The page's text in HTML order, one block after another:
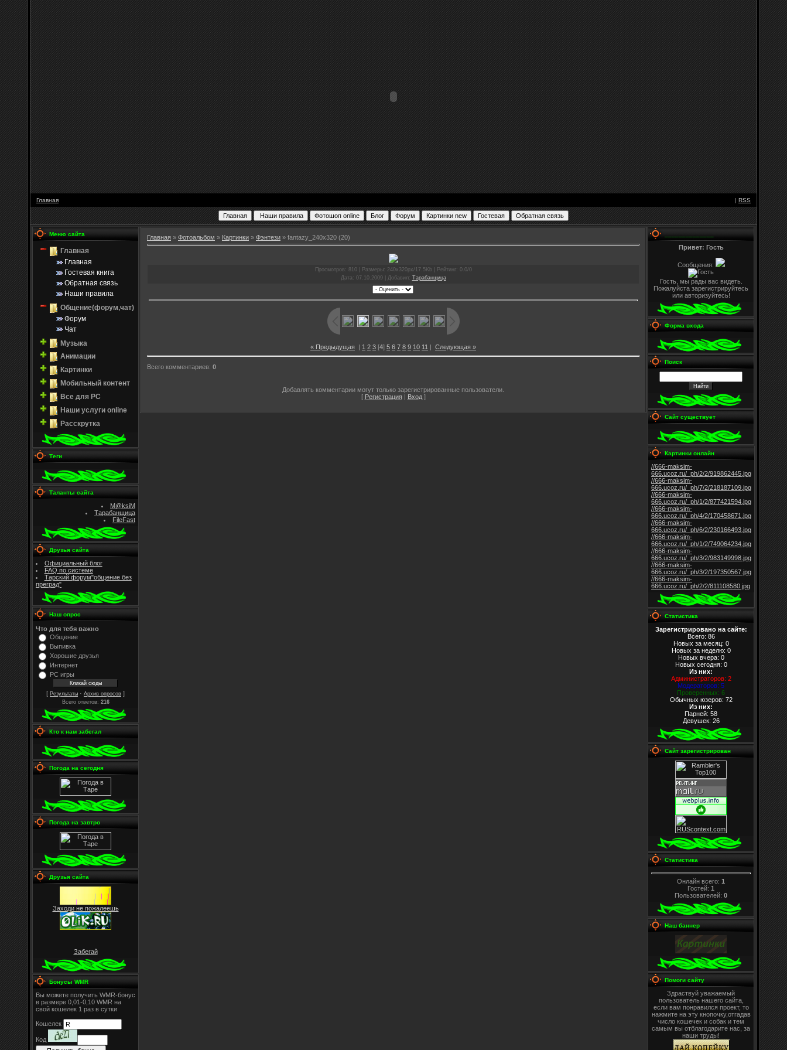
Главная | RSS
Меню сайта
Главная
Главная
Гостевая книга
Обратная связь
Наши правила
Общение(форум,чат)
Форум
Чат
Музыка
Анимации
Картинки
Мобильный контент
Все для PC
Наши услуги online
Расскрутка
Теги
Таланты сайта
M@ksiM
Тарабанщица
FileFast
Друзья сайта
Официальный блог
FAQ по системе
Тарский форум"общение без
преград"
Наш опрос
Что для тебя важно
Общение
Выпивка
Хорошие друзья
Интернет
PC игры
[ Результаты · Архив опросов ]
Всего ответов: 216
Кто к нам забегал
Погода на сегодня
Погода на завтро
Друзья сайта
Заходи не пожалеешь
Забегай
Бонусы WMR
Вы можете получить WMR-бонус
в размере 0,01-0,10 WMR на
свой кошелек 1 раз в сутки
Кошелек
Код
Главная » Фотоальбом » Картинки » Фэнтези » fantazy_240x320 (20)
Просмотров : 810 | Размеры: 240x320px/17.5Kb | Рейтинг: 0.0/0
Дата : 07.10.2009 | Добавил: Тарабанщица
« Предыдущая | 1 2 3 [4] 5 6 7 8 9 10 11 | Следующая »
Всего комментариев: 0
Добавлять комментарии могут только зарегистрированные пользователи.
[ Регистрация| Вход]
Привет: Гость
Сообщения:
Гость, мы рады вас видеть.
Пожалуйста зарегистрируйтесь
или авторизуйтесь!
Форма входа
Поиск
Сайт существует
Картинки онлайн
//666-maksim-
666.ucoz.ru/_ph/2/2/919862445.jpg
//666-maksim-
666.ucoz.ru/_ph/7/2/218187109.jpg
//666-maksim-
666.ucoz.ru/_ph/1/2/877421594.jpg
//666-maksim-
666.ucoz.ru/_ph/4/2/170458671.jpg
//666-maksim-
666.ucoz.ru/_ph/6/2/230166493.jpg
//666-maksim-
666.ucoz.ru/_ph/1/2/749064234.jpg
//666-maksim-
666.ucoz.ru/_ph/3/2/983149998.jpg
//666-maksim-
666.ucoz.ru/_ph/3/2/197350567.jpg
//666-maksim-
666.ucoz.ru/_ph/2/2/811108580.jpg
Статистика
Зарегистрировано на сайте:
Всего: 86
Новых за месяц: 0
Новых за неделю: 0
Новых вчера: 0
Новых сегодня: 0
Из них:
Администраторов: 2
Модераторов: 5
Проверенных: 6
Обычных юзеров: 72
Из них:
Парней: 58
Девушек: 26
Сайт зарегистрирован
Статистика
Онлайн всего: 1
Гостей: 1
Пользователей: 0
Наш баннер
Помоги сайту
Здраствуй уважаемый
пользователь нашего сайта,
если вам понравился проект, то
нажмите на эту кнопочку,отгадав
число кошечек и собак и тем
самым вы отблагодарите нас, за
наши труды!